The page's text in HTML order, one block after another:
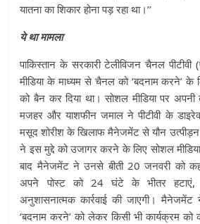
यातना का शिकार होना पड़ रहा था।’’
ये था मामला
पाकिस्तान के सरकारी टेलीविजन चैनल पीटीवी
मीडिया के माध्यम से चैनल को ‘बदनाम करने’ के
को बैन कर दिया था। सोशल मीडिया पर
मजहर और याशफीन जमाल ने पीटीवी के
मसूद शोरीश के खिलाफ मैनेजमेंट से यौन उत्पीड़न
ने इस मुद्दे को उजागर करने के लिए सोशल
बाद मैनेजमेंट ने उनसे बीती 20 जनवरी को
अपने पोस्ट को 24 घंटे के भीतर हटाएं,
अनुशासनात्मक कार्रवाई की जाएगी।
‘बदनाम करने’ को लेकर किसी भी कार्यक्रम